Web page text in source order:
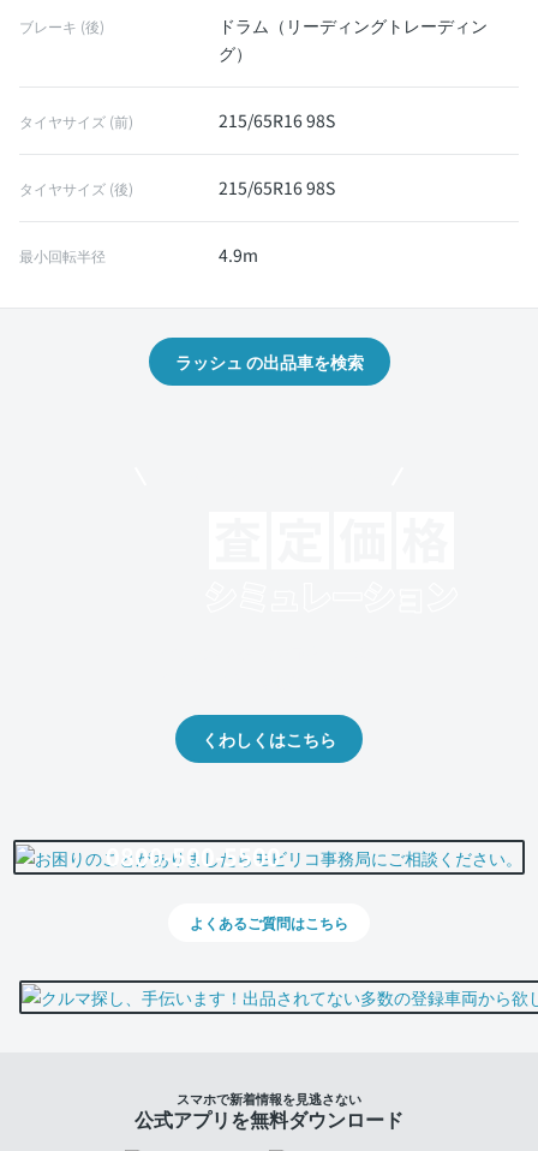
ブレーキ (後)
ドラム（リーディングトレーディン
グ）
タイヤサイズ (前) 215/65R16 98S
タイヤサイズ (後) 215/65R16 98S
最小回転半径 4.9m
ラッシュ の出品車を検索
くわしくはこちら
0800-500-5500
よくあるご質問はこちら
スマホで新着情報を見逃さない
公式アプリを無料ダウンロード